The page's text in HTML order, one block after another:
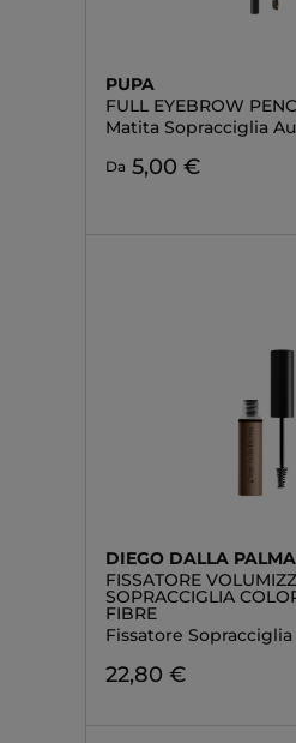
PUPA
FULL EYEBROW
Matita Sopracciglia
Da 5,00 €
DIEGO DALLA PALMA
FISSATORE
SOPRACCIGLIA
FIBRE
Fissatore
22,80 €